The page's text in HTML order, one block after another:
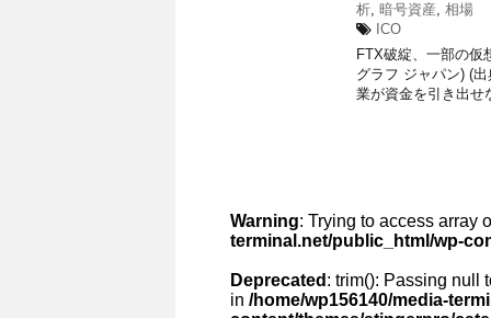
析, 暗号資産, 相場
ICO
FTX破綻、一部の
グラフ ジャパン) (
業が資金を引き出
Warning: Trying to access array
terminal.net/public_html/wp-
Deprecated : trim(): Passing null
in /home/wp156140/media-